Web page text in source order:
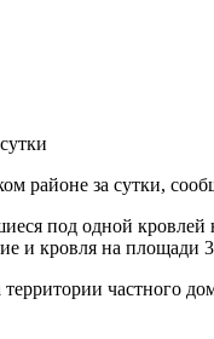
районе за сутки,
под одной
и кровля на площади
частного